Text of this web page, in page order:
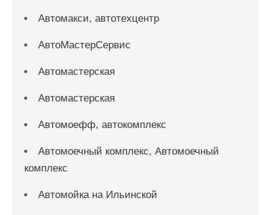
Автомакси, автотехцентр
АвтоМастерСервис
Автомастерская
Автомастерская
Автомоефф, автокомплекс
Автомоечный комплекс, Автомоечный
комплекс
Автомойка на Ильинской